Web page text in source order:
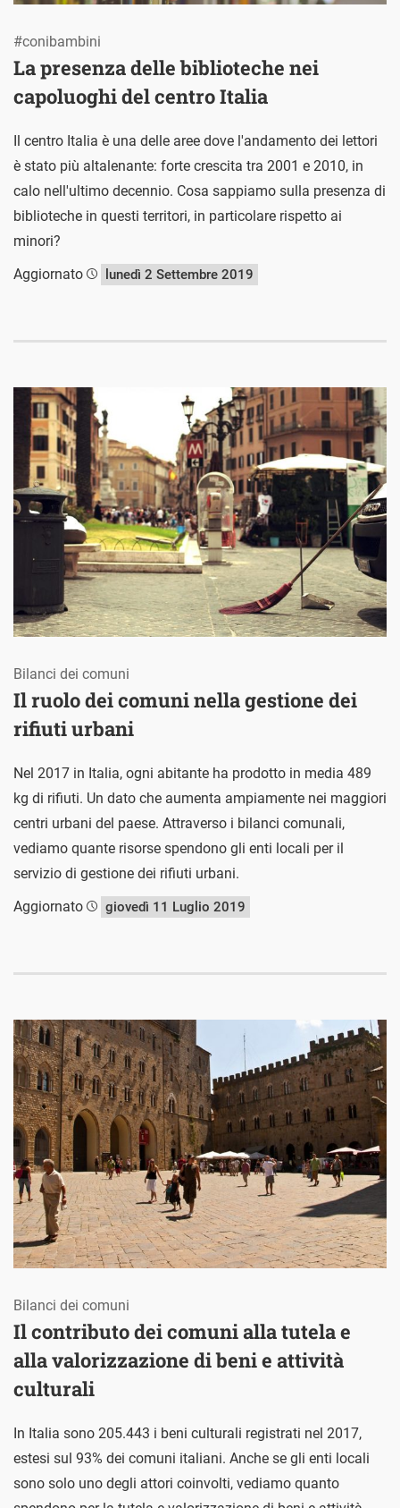
La presenza delle biblioteche nei
capoluoghi del centro Italia
#conibambini
Il centro Italia è una delle aree dove l'andamento dei lettori
è stato più altalenante: forte crescita tra 2001 e 2010, in
calo nell'ultimo decennio. Cosa sappiamo sulla presenza di
biblioteche in questi territori, in particolare rispetto ai
minori?
Aggiornato
lunedì 2 Settembre 2019
Il ruolo dei comuni nella gestione dei
rifiuti urbani
Bilanci dei comuni
Nel 2017 in Italia, ogni abitante ha prodotto in media 489
kg di rifiuti. Un dato che aumenta ampiamente nei maggiori
centri urbani del paese. Attraverso i bilanci comunali,
vediamo quante risorse spendono gli enti locali per il
servizio di gestione dei rifiuti urbani.
Aggiornato
giovedì 11 Luglio 2019
Il contributo dei comuni alla tutela e
alla valorizzazione di beni e attività
culturali
Bilanci dei comuni
In Italia sono 205.443 i beni culturali registrati nel 2017,
estesi sul 93% dei comuni italiani. Anche se gli enti locali
sono solo uno degli attori coinvolti, vediamo quanto